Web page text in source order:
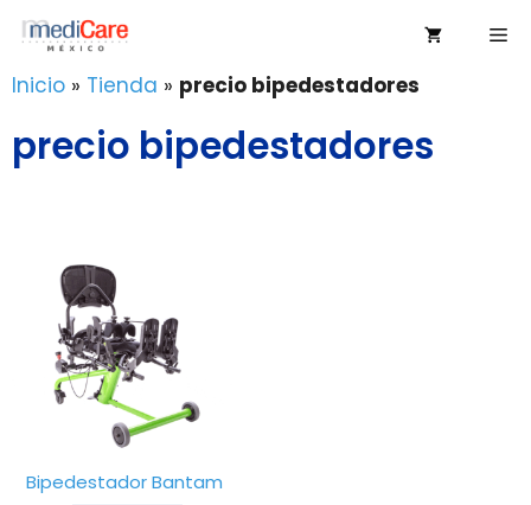
Saltar
contenido
Inicio » Tienda » precio bipedestadores
precio bipedestadores
Bipedestador Bantam